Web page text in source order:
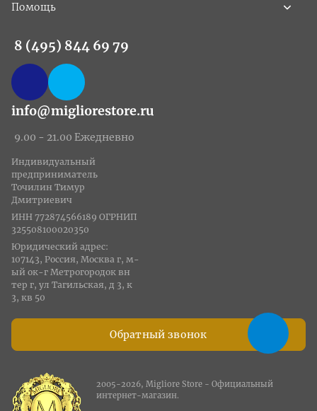
Помощь
8 (495) 844 69 79
info@migliorestore.ru
9.00 - 21.00 Ежедневно
Обратный звонок
Индивидуальный
предприниматель
Точилин Тимур
Дмитриевич
ИНН 772874566189 ОГРНИП
325508100020350
Юридический адрес:
107143, Россия, Москва г, м-
ый ок-г Метрогородок вн
тер г, ул Тагильская, д 3, к
3, кв 50
2005-2026, Migliore Store - Официальный
интернет-магазин.